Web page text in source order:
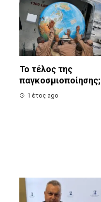
Το τέλος της
παγκοσμιοποίησης;
1 έτος ago